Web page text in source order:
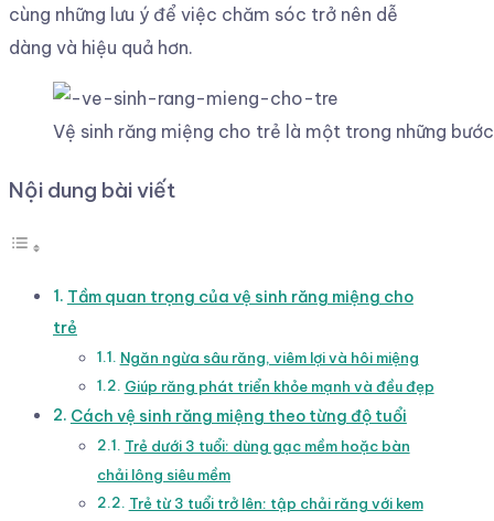
cùng những lưu ý để việc chăm sóc trở nên dễ
dàng và hiệu quả hơn.
Vệ sinh răng miệng cho trẻ là một trong những
Nội dung bài viết
Tầm quan trọng của vệ sinh răng miệng cho
trẻ
Ngăn ngừa sâu răng, viêm lợi và hôi miệng
Giúp răng phát triển khỏe mạnh và đều đẹp
Cách vệ sinh răng miệng theo từng độ tuổi
Trẻ dưới 3 tuổi: dùng gạc mềm hoặc bàn
chải lông siêu mềm
Trẻ từ 3 tuổi trở lên: tập chải răng với kem